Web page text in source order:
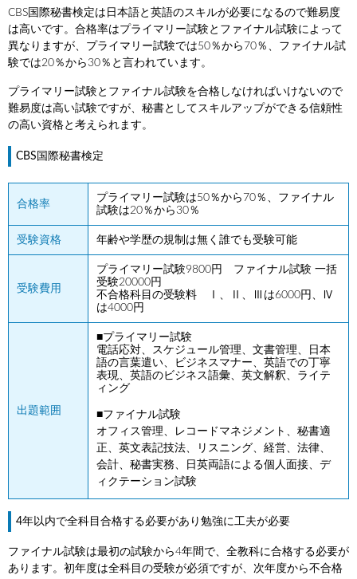
CBS国際秘書検定は日本語と英語のスキルが必要になるので難易度
は高いです。合格率はプライマリー試験とファイナル試験によって
異なりますが、プライマリー試験では50％から70％、ファイナル試
験では20％から30％と言われています。
プライマリー試験とファイナル試験を合格しなければいけないので
難易度は高い試験ですが、秘書としてスキルアップができる信頼性
の高い資格と考えられます。
CBS国際秘書検定
合格率
プライマリー試験は50％から70％、ファイナル
試験は20％から30％
受験資格 年齢や学歴の規制は無く誰でも受験可能
受験費用
プライマリー試験9800円 ファイナル試験 一括
受験20000円
不合格科目の受験料 Ⅰ、Ⅱ、Ⅲは6000円、Ⅳ
は4000円
出題範囲
■プライマリー試験
電話応対、スケジュール管理、文書管理、日本
語の言葉遣い、ビジネスマナー、英語での丁寧
表現、英語のビジネス語彙、英文解釈、ライテ
ィング
■ファイナル試験
オフィス管理、レコードマネジメント、秘書適
正、英文表記技法、リスニング、経営、法律、
会計、秘書実務、日英両語による個人面接、デ
ィクテーション試験
4年以内で全科目合格する必要があり勉強に工夫が必要
ファイナル試験は最初の試験から4年間で、全教科に合格する必要が
あります。初年度は全科目の受験が必須ですが、次年度から不合格